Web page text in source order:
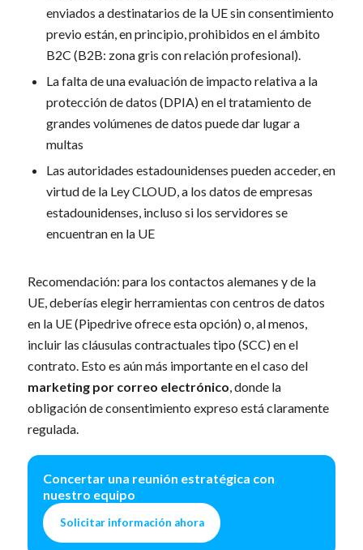
enviados a destinatarios de la UE sin consentimiento
previo están, en principio, prohibidos en el ámbito
B2C (B2B: zona gris con relación profesional).
La falta de una evaluación de impacto relativa a la
protección de datos (DPIA) en el tratamiento de
grandes volúmenes de datos puede dar lugar a
multas
Las autoridades estadounidenses pueden acceder, en
virtud de la Ley CLOUD, a los datos de empresas
estadounidenses, incluso si los servidores se
encuentran en la UE
Recomendación: para los contactos alemanes y de la
UE, deberías elegir herramientas con centros de datos
en la UE (Pipedrive ofrece esta opción) o, al menos,
incluir las cláusulas contractuales tipo (SCC) en el
contrato. Esto es aún más importante en el caso del
marketing por correo electrónico, donde la
obligación de consentimiento expreso está claramente
regulada.
Concertar una reunión estratégica con
nuestro equipo
Solicitar información ahora